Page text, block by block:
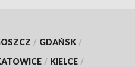
/ GDAŃSK /
/ KIELCE /